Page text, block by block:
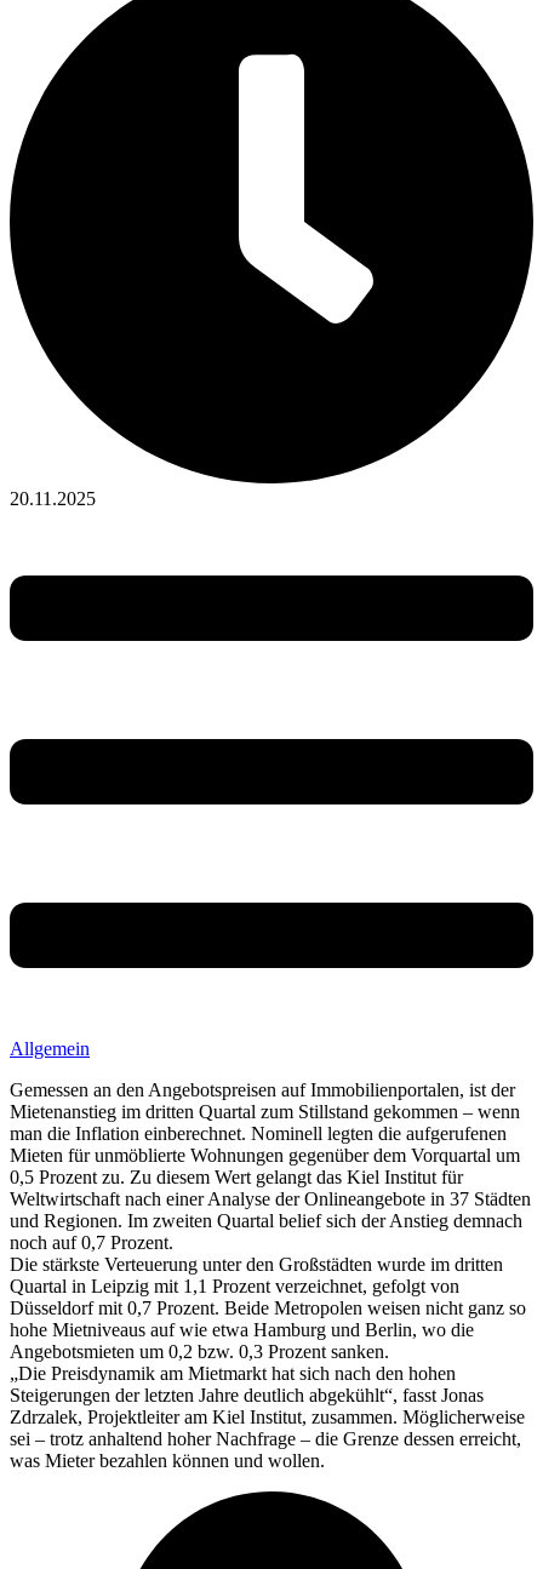
20.11.2025
Allgemein
Gemessen an den Angebotspreisen auf Immobilienportalen, ist der
Mietenanstieg im dritten Quartal zum Stillstand gekommen – wenn
man die Inflation einberechnet. Nominell legten die aufgerufenen
Mieten für unmöblierte Wohnungen gegenüber dem Vorquartal um
0,5 Prozent zu. Zu diesem Wert gelangt das Kiel Institut für
Weltwirtschaft nach einer Analyse der Onlineangebote in 37 Städten
und Regionen. Im zweiten Quartal belief sich der Anstieg demnach
noch auf 0,7 Prozent.
Die stärkste Verteuerung unter den Großstädten wurde im dritten
Quartal in Leipzig mit 1,1 Prozent verzeichnet, gefolgt von
Düsseldorf mit 0,7 Prozent. Beide Metropolen weisen nicht ganz so
hohe Mietniveaus auf wie etwa Hamburg und Berlin, wo die
Angebotsmieten um 0,2 bzw. 0,3 Prozent sanken.
„Die Preisdynamik am Mietmarkt hat sich nach den hohen
Steigerungen der letzten Jahre deutlich abgekühlt“, fasst Jonas
Zdrzalek, Projektleiter am Kiel Institut, zusammen. Möglicherweise
sei – trotz anhaltend hoher Nachfrage – die Grenze dessen erreicht,
was Mieter bezahlen können und wollen.